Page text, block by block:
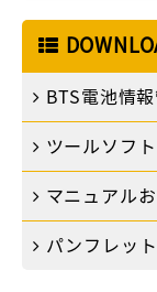
BTS電池情
ツールソフ
マニュアル
パンフレット